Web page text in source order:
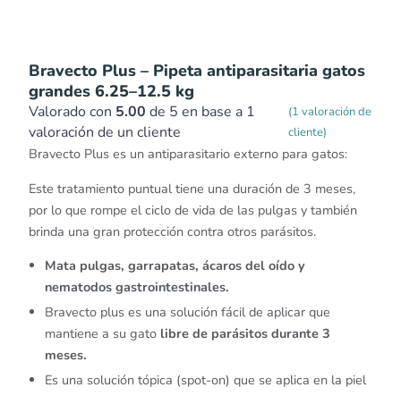
Bravecto Plus – Pipeta antiparasitaria gatos
grandes 6.25–12.5 kg
Valorado con 5.00 de 5 en base a 1
valoración de un cliente
(1 valoración de
cliente)
Bravecto Plus es un antiparasitario externo para gatos:
Este tratamiento puntual tiene una duración de 3 meses,
por lo que rompe el ciclo de vida de las pulgas y también
brinda una gran protección contra otros parásitos.
Mata pulgas, garrapatas, ácaros del oído y
nematodos gastrointestinales.
Bravecto plus es una solución fácil de aplicar que
mantiene a su gato libre de parásitos durante 3
meses.
Es una solución tópica (spot-on) que se aplica en la piel